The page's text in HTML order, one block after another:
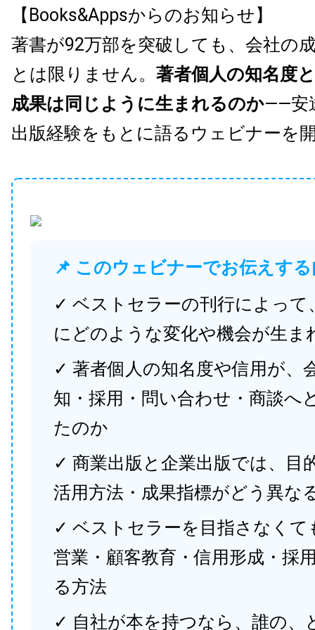
【Books&Appsからのお知らせ】
著書が92万部を突破しても、会社の
とは限りません。 著者個人の知名度
成果は同じように生まれるのか——安
出版経験をもとに語るウェビナーを
📌 このウェビナーでお伝えす
✓ ベストセラーの刊行によって
にどのような変化や機会が生ま
✓ 著者個人の知名度や信用が、
知・採用・問い合わせ・商談へ
たのか
✓ 商業出版と企業出版では、目
活用方法・成果指標がどう異な
✓ ベストセラーを目指さなくて
営業・顧客教育・信用形成・採
る方法
✓ 自社が本を持つなら、誰の、